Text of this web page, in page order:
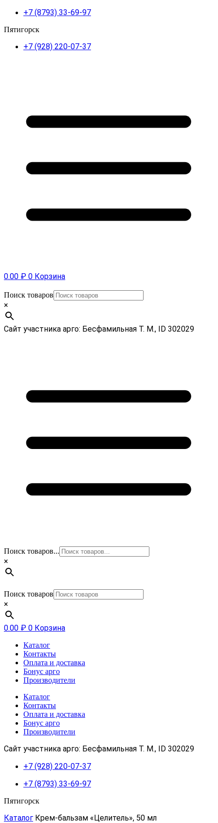
+7 (8793) 33-69-97
Пятигорск
+7 (928) 220-07-37
0.00 ₽ 0 Корзина
Поиск товаров
×
Сайт участника арго: Бесфамильная Т. М., ID 302029
Поиск товаров...
×
Поиск товаров
×
0.00 ₽ 0 Корзина
Каталог
Контакты
Оплата и доставка
Бонус арго
Производители
Каталог
Контакты
Оплата и доставка
Бонус арго
Производители
Сайт участника арго: Бесфамильная Т. М., ID 302029
+7 (928) 220-07-37
+7 (8793) 33-69-97
Пятигорск
Каталог Крем-бальзам «Целитель», 50 мл